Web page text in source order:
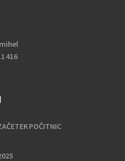
416
POČITNIC